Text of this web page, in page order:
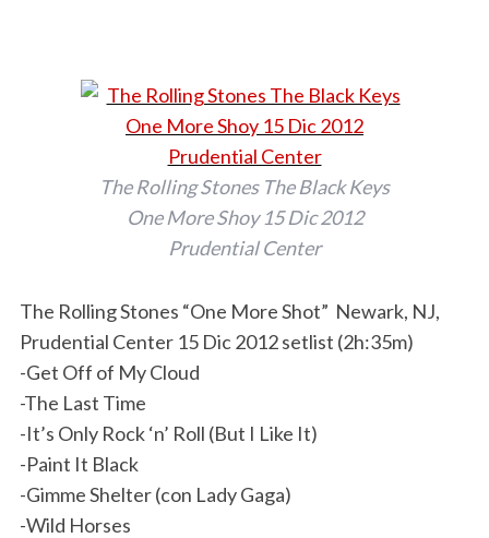
The Rolling Stones The Black Keys
One More Shoy 15 Dic 2012
Prudential Center
The Rolling Stones “One More Shot” Newark, NJ,
Prudential Center 15 Dic 2012 setlist (2h:35m)
-Get Off of My Cloud
-The Last Time
-It’s Only Rock ‘n’ Roll (But I Like It)
-Paint It Black
-Gimme Shelter (con Lady Gaga)
-Wild Horses